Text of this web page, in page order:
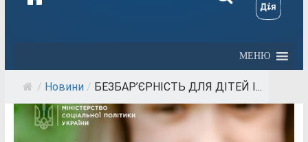
МЕНЮ
/ Новини / БЕЗБАР’ЄРНІСТЬ ДЛЯ ДІТЕЙ І...